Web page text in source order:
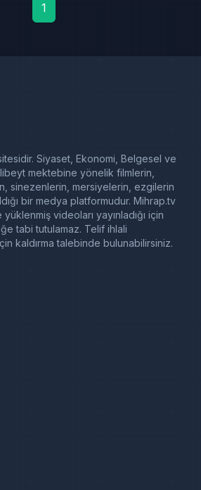
1
Siyaset, Ekonomi, Belgesel ve
mektebine yönelik filmlerin,
sinezenlerin, mersiyelerin, ezgilerin
bir medya platformudur. Mihrap.tv
videoları yayınladığı için
tabi tutulamaz. Telif ihlali
kaldırma talebinde bulunabilirsiniz.